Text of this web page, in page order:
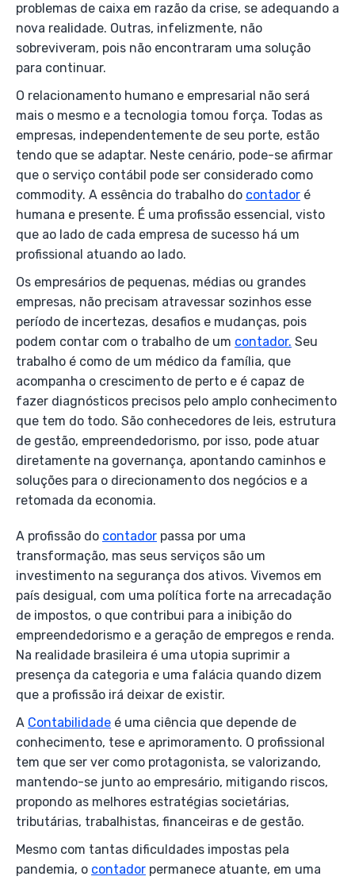
problemas de caixa em razão da crise, se adequando a
nova realidade. Outras, infelizmente, não
sobreviveram, pois não encontraram uma solução
para continuar.
O relacionamento humano e empresarial não será
mais o mesmo e a tecnologia tomou força. Todas as
empresas, independentemente de seu porte, estão
tendo que se adaptar. Neste cenário, pode-se afirmar
que o serviço contábil pode ser considerado como
commodity. A essência do trabalho do contador é
humana e presente. É uma profissão essencial, visto
que ao lado de cada empresa de sucesso há um
profissional atuando ao lado.
Os empresários de pequenas, médias ou grandes
empresas, não precisam atravessar sozinhos esse
período de incertezas, desafios e mudanças, pois
podem contar com o trabalho de um contador. Seu
trabalho é como de um médico da família, que
acompanha o crescimento de perto e é capaz de
fazer diagnósticos precisos pelo amplo conhecimento
que tem do todo. São conhecedores de leis, estrutura
de gestão, empreendedorismo, por isso, pode atuar
diretamente na governança, apontando caminhos e
soluções para o direcionamento dos negócios e a
retomada da economia.
A profissão do contador passa por uma
transformação, mas seus serviços são um
investimento na segurança dos ativos. Vivemos em
país desigual, com uma política forte na arrecadação
de impostos, o que contribui para a inibição do
empreendedorismo e a geração de empregos e renda.
Na realidade brasileira é uma utopia suprimir a
presença da categoria e uma falácia quando dizem
que a profissão irá deixar de existir.
A Contabilidade é uma ciência que depende de
conhecimento, tese e aprimoramento. O profissional
tem que ser ver como protagonista, se valorizando,
mantendo-se junto ao empresário, mitigando riscos,
propondo as melhores estratégias societárias,
tributárias, trabalhistas, financeiras e de gestão.
Mesmo com tantas dificuldades impostas pela
pandemia, o contador permanece atuante, em uma